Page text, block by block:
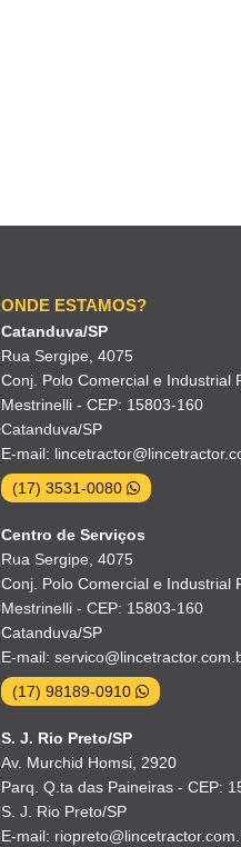
ONDE ESTAMOS?
Catanduva/SP
Rua Sergipe, 4075
Conj. Polo Comercial e Industrial
Mestrinelli - CEP: 15803-160
Catanduva/SP
E-mail:
(17) 3531-0080
Centro de Serviços
Rua Sergipe, 4075
Conj. Polo Comercial e Industrial
Mestrinelli - CEP: 15803-160
Catanduva/SP
E-mail:
(17) 98189-0910
S. J. Rio Preto/SP
Av. Murchid Homsi, 2920
Parq. Q.ta das Paineiras - CEP:
S. J. Rio Preto/SP
E-mail: